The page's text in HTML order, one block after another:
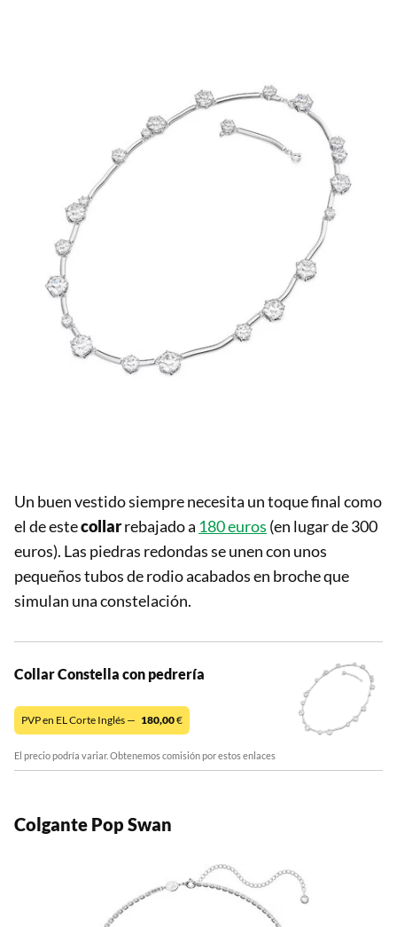
Un buen vestido siempre necesita un toque final como
el de estecollarrebajado a 180 euros (en lugar de 300
euros). Las piedras redondas se unen con unos
pequeños tubos de rodio acabados en broche que
simulan una constelación.
Collar Constella con pedrería
PVP en EL Corte Inglés — 180,00€
El precio podría variar. Obtenemos comisión por estos enlaces
Colgante Pop Swan